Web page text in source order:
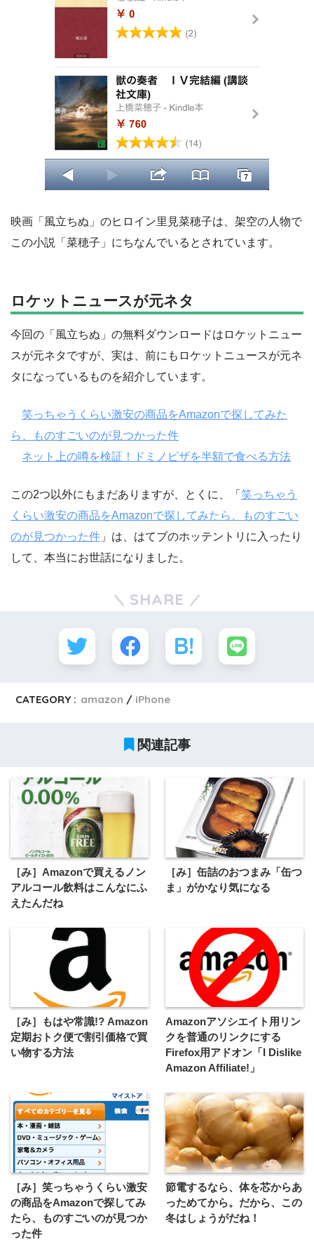
映画「風立ちぬ」のヒロイン里見菜穂子は、架空の人物で
この小説「菜穂子」にちなんでいるとされています。
ロケットニュースが元ネタ
今回の「風立ちぬ」の無料ダウンロードはロケットニュー
スが元ネタですが、実は、前にもロケットニュースが元ネ
タになっているものを紹介しています。
笑っちゃうくらい激安の商品をAmazonで探してみた
ら、ものすごいのが見つかった件
ネット上の噂を検証！ドミノピザを半額で食べる方法
この2つ以外にもまだありますが、とくに、「 笑っちゃう
くらい激安の商品をAmazonで探してみたら、ものすごい
のが見つかった件 」は、はてブのホッテントリに入ったり
して、本当にお世話になりました。
SHARE
CATEGORY : amazon iPhone
関連記事
［み］Amazonで買えるノン
アルコール飲料はこんなにふ
えたんだね
［み］缶詰のおつまみ「缶つ
ま」がかなり気になる
［み］もはや常識!? Amazon
定期おトク便で割引価格で買
い物する方法
Amazonアソシエイト用リン
クを普通のリンクにする
Firefox用アドオン「I Dislike
Amazon Affiliate!」
［み］笑っちゃうくらい激安
の商品をAmazonで探してみ
たら、ものすごいのが見つか
った件
節電するなら、体を芯からあ
っためてから。だから、この
冬はしょうがだね！